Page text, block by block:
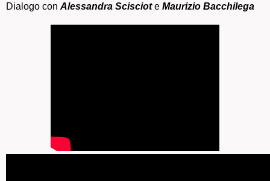
Dialogo con Alessandra Scisciote Maurizio Bacchilega